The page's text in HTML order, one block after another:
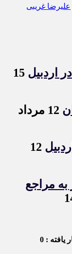
علیرضا غریبی
15
12 مرداد
12
به مراجع
یافته : 0